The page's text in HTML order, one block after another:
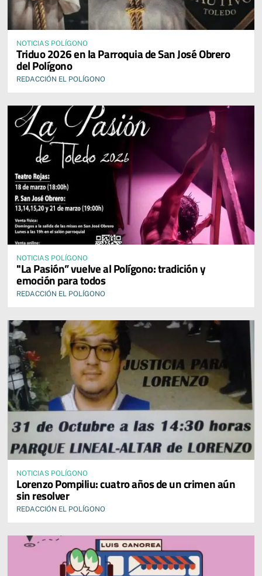
NOTICIAS POLÍGONO
Triduo 2026 en la Parroquia de San José Obrero
del Polígono
REDACCIÓN EL POLÍGONO
NOTICIAS POLÍGONO
"La Pasión” vuelve al Polígono: tradición y
emoción para todos
REDACCIÓN EL POLÍGONO
NOTICIAS POLÍGONO
Lorenzo Pompiliu: cuatro años de un crimen aún
sin resolver
REDACCIÓN EL POLÍGONO